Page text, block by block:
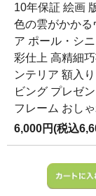
10年保証 絵画
色の雲がかかる
ア ポール・シ
彩仕上 高精細
ンテリア 額入
ビング プレゼ
フレーム おし
6,000円(税込